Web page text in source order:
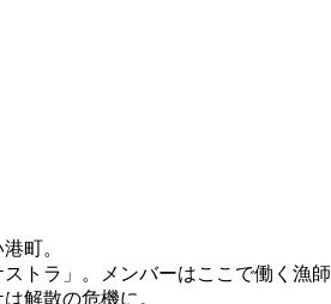
町。
トラ」。メンバーはここで働く漁
解散の危機に。